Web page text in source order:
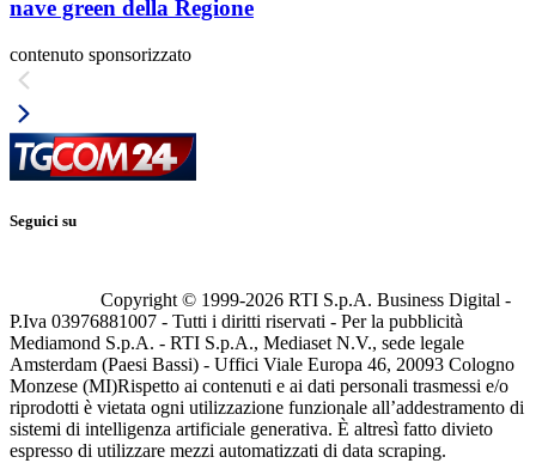
nave green della Regione
contenuto sponsorizzato
Seguici su
Copyright © 1999-2026 RTI S.p.A. Business Digital -
P.Iva 03976881007 - Tutti i diritti riservati - Per la pubblicità
Mediamond S.p.A. - RTI S.p.A., Mediaset N.V., sede legale
Amsterdam (Paesi Bassi) - Uffici Viale Europa 46, 20093 Cologno
Monzese (MI)Rispetto ai contenuti e ai dati personali trasmessi e/o
riprodotti è vietata ogni utilizzazione funzionale all’addestramento di
sistemi di intelligenza artificiale generativa. È altresì fatto divieto
espresso di utilizzare mezzi automatizzati di data scraping.